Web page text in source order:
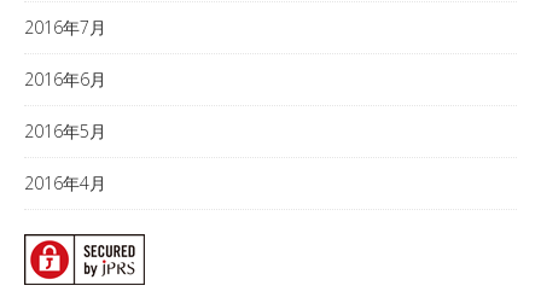
2016年7月
2016年6月
2016年5月
2016年4月